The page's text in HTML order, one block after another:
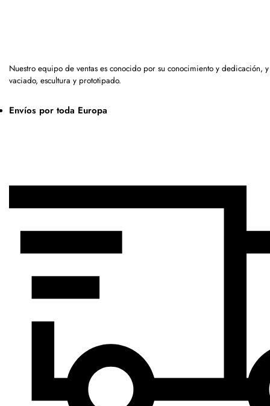
Nuestro equipo de ventas es conocido por su conocimiento y dedicación,
vaciado, escultura y prototipado.
Envíos por toda Europa